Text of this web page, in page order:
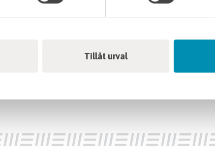
Tillåt urval